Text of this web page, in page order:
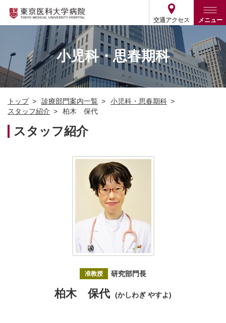
交通アクセス メニュー
トップ
外来・入院案内
外来
入院
患者支援・相談窓口
診療部門案内
診療部門案内一覧
医師・歯科医師等情報検索
病院案内
基本情報
役割・取り組み
医療関係の方
採用関連 ENGLISH
03-3342-6111
小児科・思春期科
トップ 診療部門案内一覧
小児科・思春期科
スタッフ紹介
柏木 保代
スタッフ紹介
准教授 研究部門長
柏木 保代 (かしわぎ やすよ)